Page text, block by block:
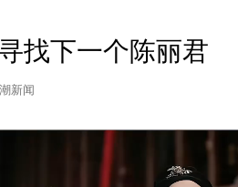
找下一个陈丽君
新闻